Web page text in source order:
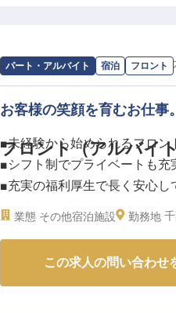
パート・アルバイト 宿泊 フロント
フロント（アルバイ
求人情報：ホテルプラザ菜の花の
お客様の笑顔を育むお仕事
■未経験から始められるフロン
■シフト制でプライベートも充
■充実の福利厚生で長く安心し
■時給1,200円、交通費全額支
当ホテルでは、お客様一人ひ
しています。フロント業務は
業態 その他宿泊施設 勤務地
この求人の問い合わせ